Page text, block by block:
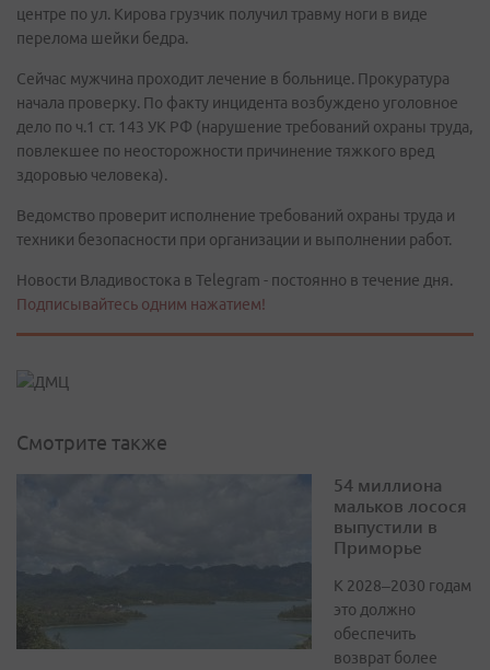
центре по ул. Кирова грузчик получил травму ноги в виде
перелома шейки бедра.
Сейчас мужчина проходит лечение в больнице. Прокуратура
начала проверку. По факту инцидента возбуждено уголовное
дело по ч.1 ст. 143 УК РФ (нарушение требований охраны труда,
повлекшее по неосторожности причинение тяжкого вред
здоровью человека).
Ведомство проверит исполнение требований охраны труда и
техники безопасности при организации и выполнении работ.
Новости Владивостока в Telegram - постоянно в течение дня.
Подписывайтесь одним нажатием!
Смотрите также
54 миллиона
мальков лосося
выпустили в
Приморье
К 2028–2030 годам
это должно
обеспечить
возврат более